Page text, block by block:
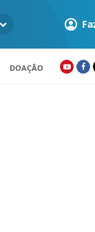
DOAÇÃO